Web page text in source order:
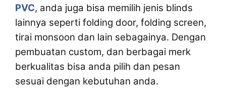
PVC, anda juga bisa memilih jenis blinds
lainnya seperti folding door, folding screen,
tirai monsoon dan lain sebagainya. Dengan
pembuatan custom, dan berbagai merk
berkualitas bisa anda pilih dan pesan
sesuai dengan kebutuhan anda.